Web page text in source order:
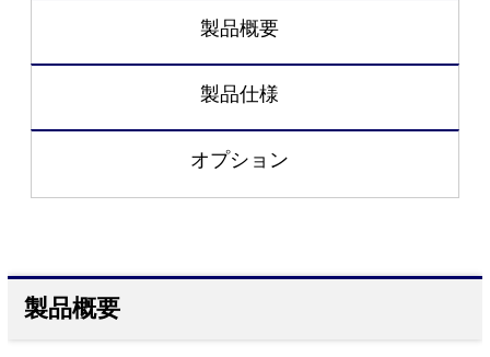
製品概要
製品仕様
オプション
製品概要